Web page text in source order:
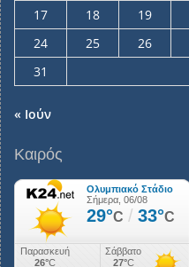
17
18 19
24
25 26
31
« Ιούν
Καιρός